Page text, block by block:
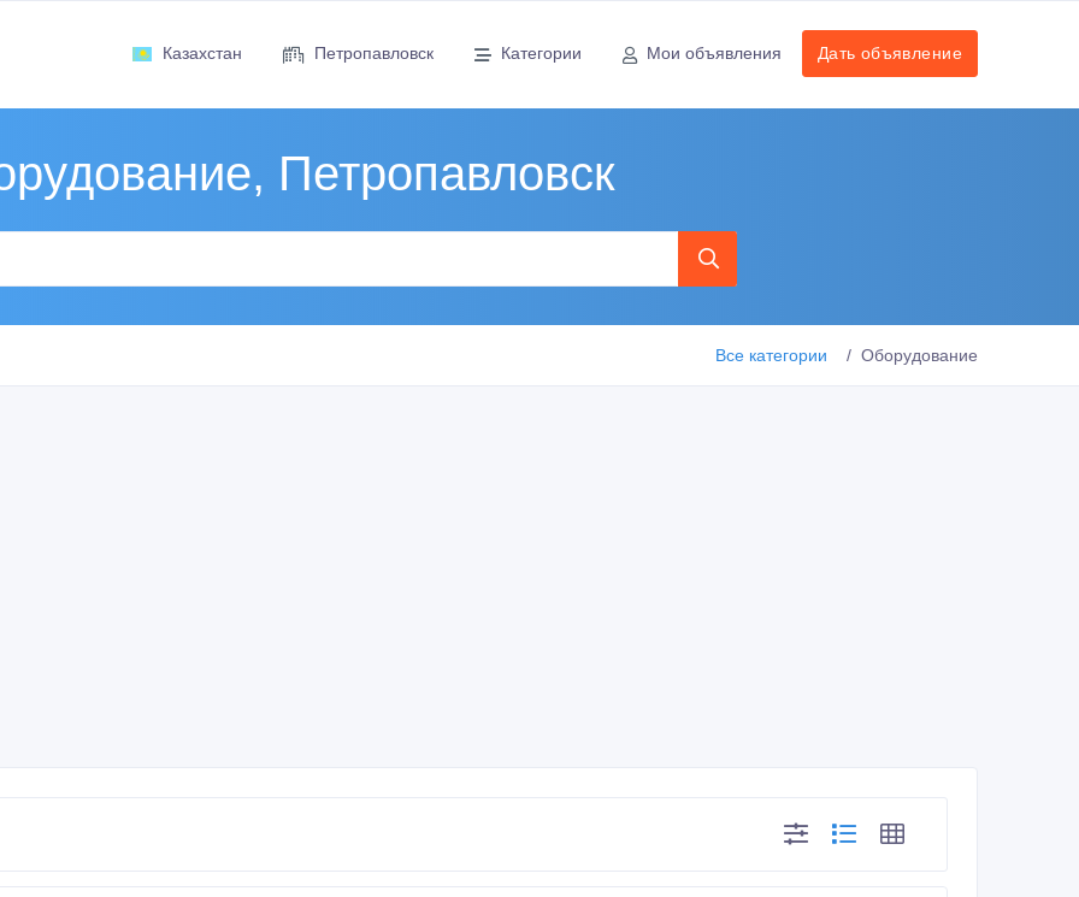
Казахстан Петропавловск Категории Мои объявления Дать объявление
Петропавловск
Все категории Оборудование